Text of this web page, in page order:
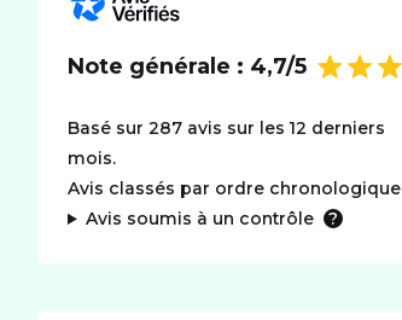
Note générale : 4,7/5
Basé sur 287 avis sur les 12 derniers
mois.
Avis classés par ordre chronologique
Avis soumis à un contrôle